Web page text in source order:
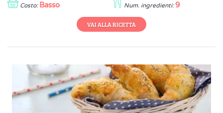
Costo: Basso Num. ingredienti: 9
VAI ALLA RICETTA